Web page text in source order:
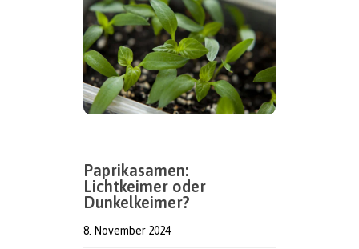
Paprikasamen:
Lichtkeimer oder
Dunkelkeimer?
8. November 2024